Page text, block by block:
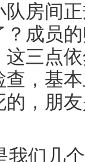
房间
成员
三点
，基
，朋
我们几